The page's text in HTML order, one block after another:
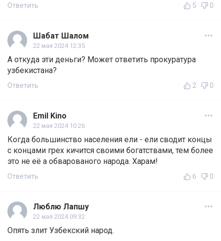
Ответить 5 0
Шабат Шалом
22 мая 2024 12:35
А откуда эти деньги? Может ответить прокуратура
узбекистана?
Ответить 2 0
Emil Kino
22 мая 2024 10:26
Когда большинство населения ели - ели сводит концы
с концами грех кичится своими богатствами, тем более
это не её а обварованого народа. Харам!
Ответить 6 0
Люблю Лапшу
22 мая 2024 09:32
Опять злит Узбекский народ.